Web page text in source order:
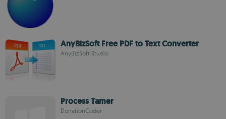
AnyBizSoft Free PDF to Text Converter
AnyBizSoft Studio
Process Tamer
DonationCoder